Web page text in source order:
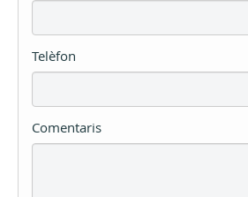
Telèfon
Comentaris